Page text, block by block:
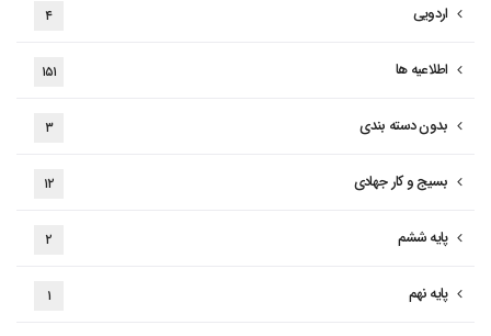
اردویی ۴
اطلاعیه ها ۱۵۱
بدون دسته بندی ۳
بسیج و کار جهادی ۱۲
پایه ششم ۲
پایه نهم ۱